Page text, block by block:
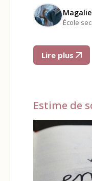
Magalie
École
Lire plus
Estime de